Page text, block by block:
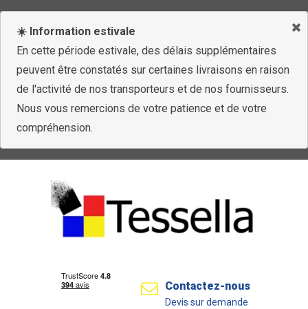
☀️ Information estivale
En cette période estivale, des délais supplémentaires
peuvent être constatés sur certaines livraisons en raison
de l'activité de nos transporteurs et de nos fournisseurs.
Nous vous remercions de votre patience et de votre
compréhension.
Contactez-nous
Devis sur demande